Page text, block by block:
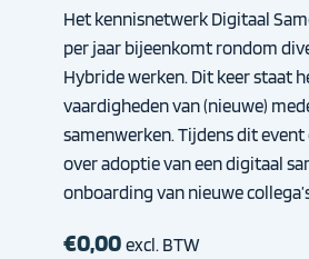
Het kennisnetwerk Digitaal
per jaar bijeenkomt rondom
Hybride werken. Dit keer staat
vaardigheden van (nieuwe)
samenwerken. Tijdens dit
over adoptie van een digitaal
onboarding van nieuwe
€0,00excl. BTW